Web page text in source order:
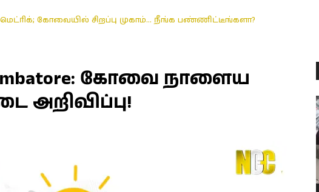
கோவையில் சிறப்பு முகாம்… நீங்க பண்ணிட்டீங்களா?
கோவை நாளைய
அறிவிப்பு!